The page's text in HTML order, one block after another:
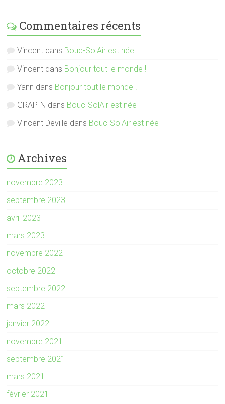
Commentaires récents
Vincent dans Bouc-SolAir est née
Vincent dans Bonjour tout le monde !
Yann dans Bonjour tout le monde !
GRAPIN dans Bouc-SolAir est née
Vincent Deville dans Bouc-SolAir est née
Archives
novembre 2023
septembre 2023
avril 2023
mars 2023
novembre 2022
octobre 2022
septembre 2022
mars 2022
janvier 2022
novembre 2021
septembre 2021
mars 2021
février 2021